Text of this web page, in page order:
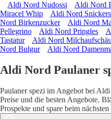
Aldi Nord Nudossi Aldi Nord
Miracel Whip
Aldi Nord Snickers
Nord Birkenzucker
Aldi Nord
Pellegrino
Aldi Nord Pringles
Tastatur
Aldi Nord
Nord Bulgur
Aldi Nord
Aldi Nord Paulaner
Paulaner spezi im Angebot bei
Preise und die besten Angebote.
Prospekte und spare beim